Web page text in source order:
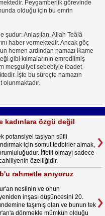
Peygamberlik görevinde
olduğu için bu emrin
şudur: Anlaşılan, Allah Teâlâ
haber vermektedir. Ancak göç
hemen ardından namazı ikame
gibi kılmalarının emredilmiş
meşguliyet sebebiyle ibadet
İşte bu süreçte namazın
olunmaktadır.
kadınlara özgü değil
potansiyel taşıyan süfli
için somut tedbirler almak,
İffetli olmayı sadece
özelliğidir.
rahmetle anıyoruz
neslinin ve onun
inşası düşüncesini 20.
taşımış olan ve bunun tek
dönmekle mümkün olduğu